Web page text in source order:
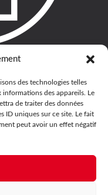
des technologies telles
des appareils. Le
de traiter des données
ID uniques sur ce site. Le fait
peut avoir un effet négatif